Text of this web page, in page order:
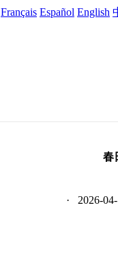
Français Español English
春
· 2026-